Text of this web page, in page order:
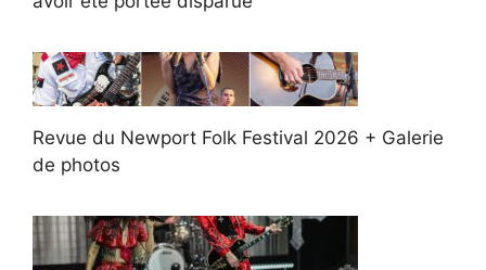
Revue du Newport Folk Festival 2026 + Galerie
de photos